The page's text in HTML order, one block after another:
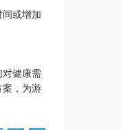
或增加
健康需
，为游